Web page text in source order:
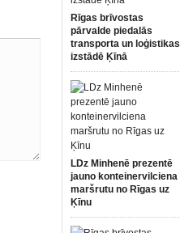
Rīgas brīvostas
pārvalde piedalās
transporta un loģistikas
izstādē Ķīnā
LDz Minhenē prezentē
jauno konteinervilciena
maršrutu no Rīgas uz
Ķīnu